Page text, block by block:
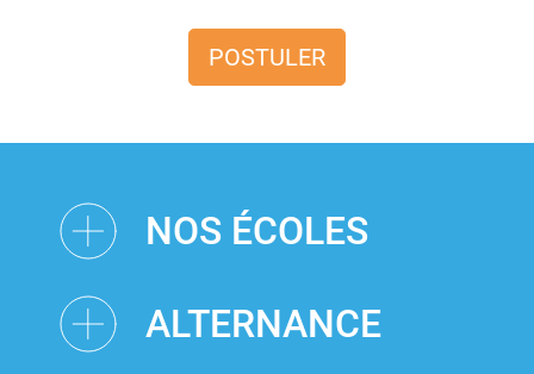
POSTULER
NOS ÉCOLES
ALTERNANCE